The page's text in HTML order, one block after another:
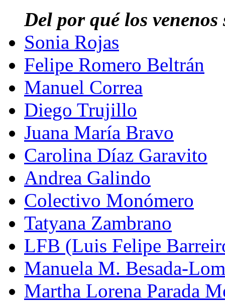
Del por qué los venenos
Sonia Rojas
Felipe Romero Beltrán
Manuel Correa
Diego Trujillo
Juana María Bravo
Carolina Díaz Garavito
Andrea Galindo
Colectivo Monómero
Tatyana Zambrano
LFB (Luis Felipe
Manuela M. Besada-
Martha Lorena Parada